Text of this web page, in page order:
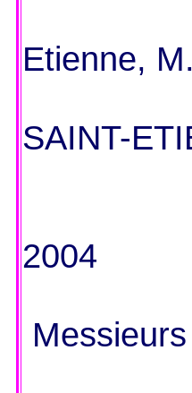
Etienne,
SAINT-
2004